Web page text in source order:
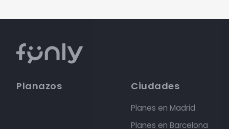
Planazos Ciudades
Planes en Madrid
Planes en Barcelona